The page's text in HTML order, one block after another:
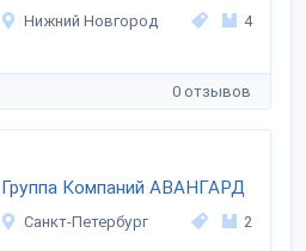
Нижний Новгород 4
0 отзывов
Группа Компаний АВАНГАРД
Санкт-Петербург 2